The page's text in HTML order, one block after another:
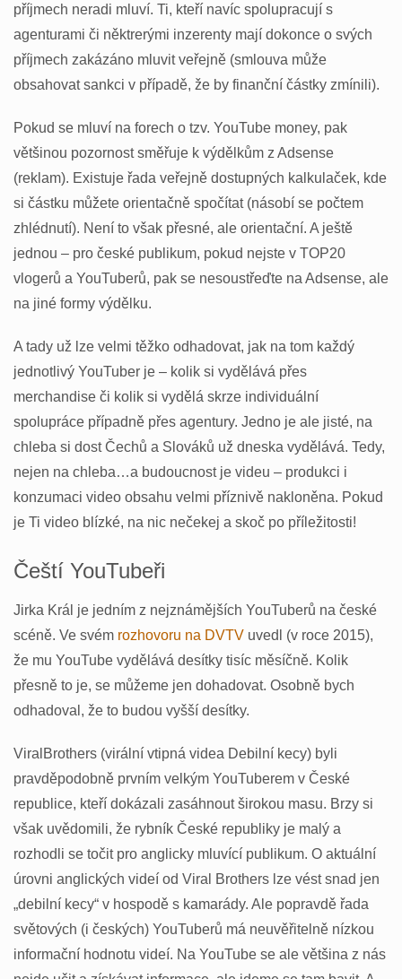
příjmech neradi mluví. Ti, kteří navíc spolupracují s
agenturami či něktrerými inzerenty mají dokonce o svých
příjmech zakázáno mluvit veřejně (smlouva může
obsahovat sankci v případě, že by finanční částky zmínili).
Pokud se mluví na forech o tzv. YouTube money, pak
většinou pozornost směřuje k výdělkům z Adsense
(reklam). Existuje řada veřejně dostupných kalkulaček, kde
si částku můžete orientačně spočítat (násobí se počtem
zhlédnutí). Není to však přesné, ale orientační. A ještě
jednou – pro české publikum, pokud nejste v TOP20
vlogerů a YouTuberů, pak se nesoustřeďte na Adsense, ale
na jiné formy výdělku.
A tady už lze velmi těžko odhadovat, jak na tom každý
jednotlivý YouTuber je – kolik si vydělává přes
merchandise či kolik si vydělá skrze individuální
spolupráce případně přes agentury. Jedno je ale jisté, na
chleba si dost Čechů a Slováků už dneska vydělává. Tedy,
nejen na chleba…a budoucnost je videu – produkci i
konzumaci video obsahu velmi příznivě nakloněna. Pokud
je Ti video blízké, na nic nečekej a skoč po příležitosti!
Čeští YouTubeři
Jirka Král je jedním z nejznámějších YouTuberů na české
scéně. Ve svém rozhovoru na DVTV uvedl (v roce 2015),
že mu YouTube vydělává desítky tisíc měsíčně. Kolik
přesně to je, se můžeme jen dohadovat. Osobně bych
odhadoval, že to budou vyšší desítky.
ViralBrothers (virální vtipná videa Debilní kecy) byli
pravděpodobně prvním velkým YouTuberem v České
republice, kteří dokázali zasáhnout širokou masu. Brzy si
však uvědomili, že rybník České republiky je malý a
rozhodli se točit pro anglicky mluvící publikum. O aktuální
úrovni anglických videí od Viral Brothers lze vést snad jen
„debilní kecy“ v hospodě s kamarády. Ale popravdě řada
světových (i českých) YouTuberů má neuvěřitelně nízkou
informační hodnotu videí. Na YouTube se ale většina z nás